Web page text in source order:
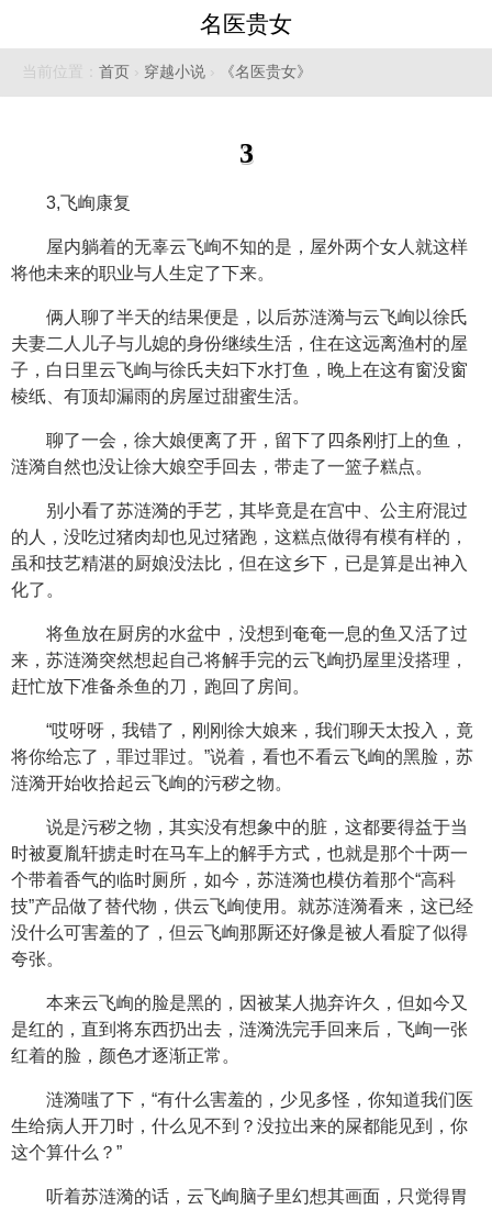
名医贵女
当前位置： 首页 › 穿越小说 › 《名医贵女》
3
3,飞峋康复
屋内躺着的无辜云飞峋不知的是，屋外两个女人就这样
将他未来的职业与人生定了下来。
俩人聊了半天的结果便是，以后苏涟漪与云飞峋以徐氏
夫妻二人儿子与儿媳的身份继续生活，住在这远离渔村的屋
子，白日里云飞峋与徐氏夫妇下水打鱼，晚上在这有窗没窗
棱纸、有顶却漏雨的房屋过甜蜜生活。
聊了一会，徐大娘便离了开，留下了四条刚打上的鱼，
涟漪自然也没让徐大娘空手回去，带走了一篮子糕点。
别小看了苏涟漪的手艺，其毕竟是在宫中、公主府混过
的人，没吃过猪肉却也见过猪跑，这糕点做得有模有样的，
虽和技艺精湛的厨娘没法比，但在这乡下，已是算是出神入
化了。
将鱼放在厨房的水盆中，没想到奄奄一息的鱼又活了过
来，苏涟漪突然想起自己将解手完的云飞峋扔屋里没搭理，
赶忙放下准备杀鱼的刀，跑回了房间。
“哎呀呀，我错了，刚刚徐大娘来，我们聊天太投入，竟
将你给忘了，罪过罪过。”说着，看也不看云飞峋的黑脸，苏
涟漪开始收拾起云飞峋的污秽之物。
说是污秽之物，其实没有想象中的脏，这都要得益于当
时被夏胤轩掳走时在马车上的解手方式，也就是那个十两一
个带着香气的临时厕所，如今，苏涟漪也模仿着那个“高科
技”产品做了替代物，供云飞峋使用。就苏涟漪看来，这已经
没什么可害羞的了，但云飞峋那厮还好像是被人看腚了似得
夸张。
本来云飞峋的脸是黑的，因被某人抛弃许久，但如今又
是红的，直到将东西扔出去，涟漪洗完手回来后，飞峋一张
红着的脸，颜色才逐渐正常。
涟漪嗤了下，“有什么害羞的，少见多怪，你知道我们医
生给病人开刀时，什么见不到？没拉出来的屎都能见到，你
这个算什么？”
听着苏涟漪的话，云飞峋脑子里幻想其画面，只觉得胃